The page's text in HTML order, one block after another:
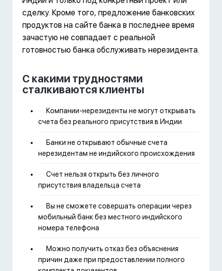
сделку. Кроме того, предложение банковских
продуктов на сайте банка в последнее время
зачастую не совпадает с реальной
готовностью банка обслуживать нерезидента.
С какими трудностями
сталкиваются клиенты
Компании-нерезиденты не могут открывать
счета без реального присутствия в Индии
Банки не открывают обычные счета
нерезидентам не индийского происхождения
Счет нельзя открыть без личного
присутствия владельца счета
Вы не сможете совершать операции через
мобильный банк без местного индийского
номера телефона
Можно получить отказ без объяснения
причин даже при предоставлении полного